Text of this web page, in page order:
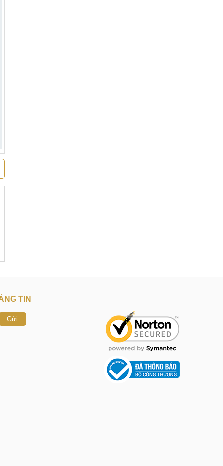
TIN
Gửi